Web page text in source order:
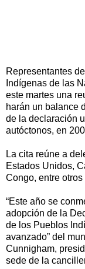
Representantes
Indígenas de las
este martes una
harán un balance
de la declaración
autóctonos, en
La cita reúne a
Estados Unidos,
Congo, entre otros
“Este año se
adopción de la
de los Pueblos
avanzado” del
Cunnigham,
sede de la